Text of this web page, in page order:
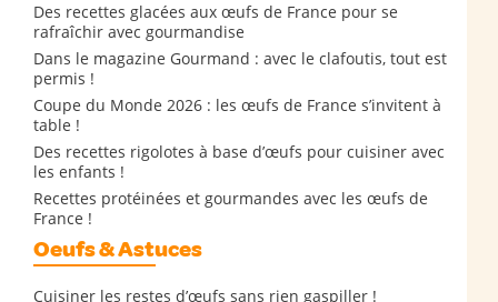
Des recettes glacées aux œufs de France pour se
rafraîchir avec gourmandise
Dans le magazine Gourmand : avec le clafoutis, tout est
permis !
Coupe du Monde 2026 : les œufs de France s’invitent à
table !
Des recettes rigolotes à base d’œufs pour cuisiner avec
les enfants !
Recettes protéinées et gourmandes avec les œufs de
France !
Oeufs & Astuces
Cuisiner les restes d’œufs sans rien gaspiller !